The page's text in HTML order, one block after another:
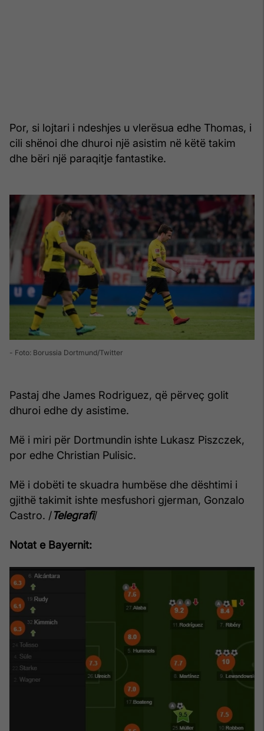
Por, si lojtari i ndeshjes u vlerësua edhe Thomas, i
cili shënoi dhe dhuroi një asistim në këtë takim
dhe bëri një paraqitje fantastike.
- Foto: Borussia Dortmund/Twitter
Pastaj dhe James Rodriguez, që përveç golit
dhuroi edhe dy asistime.
Më i miri për Dortmundin ishte Lukasz Piszczek,
por edhe Christian Pulisic.
Më i dobëti te skuadra humbëse dhe dështimi i
gjithë takimit ishte mesfushori gjerman, Gonzalo
Castro. /Telegrafi/
Notat e Bayernit: